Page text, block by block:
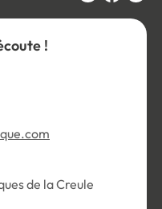
!
de la Creule